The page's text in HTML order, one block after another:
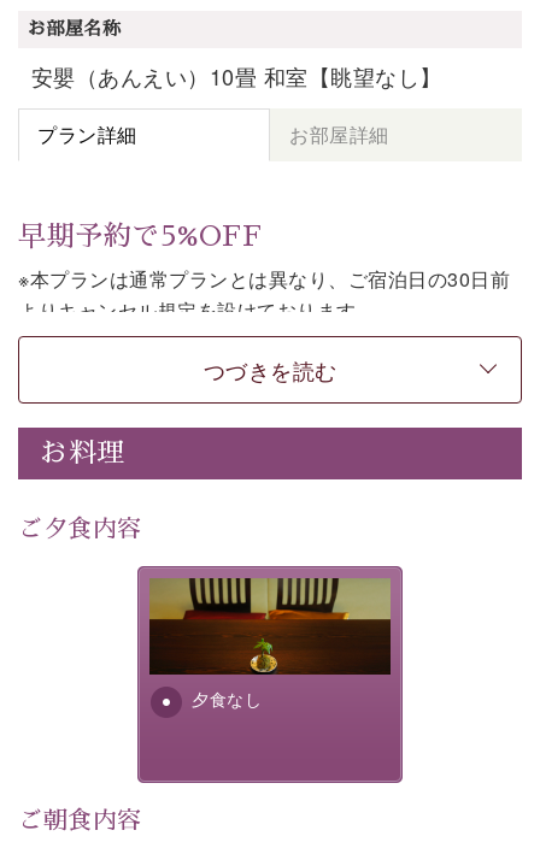
お部屋名称
安嬰（あんえい）10畳 和室【眺望なし】
プラン詳細 お部屋詳細
早期予約で5%OFF
※本プランは通常プランとは異なり、ご宿泊日の30日前
よりキャンセル規定を設けております。
※本プランは朝食付きのプランです。2食付きでご利用ご
【公式限定価格】早割プラン（30日前
まで）」をご利用ください。
上諏訪温泉しんゆでは、30日前までのご予約で、5%割
意しております。
諏訪湖の穏やかな景色、心身を解きほぐす温泉、そして
温かいおもてなし。ご滞在を楽しみに待つ日々が旅をよ
り特別なものにしてくれます。
早めのご予約で、お得に癒しのひとときをお過ごしくだ
滞在いただけるよう
つづきを読む
お料理
ご夕食内容
夕食なし
夕食なしご夕食を追加される
場合は、二食付きのプランを
お選びくださいませ。
ご朝食内容